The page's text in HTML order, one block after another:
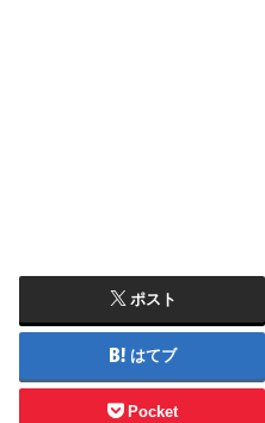
ポスト
はてブ
Pocket